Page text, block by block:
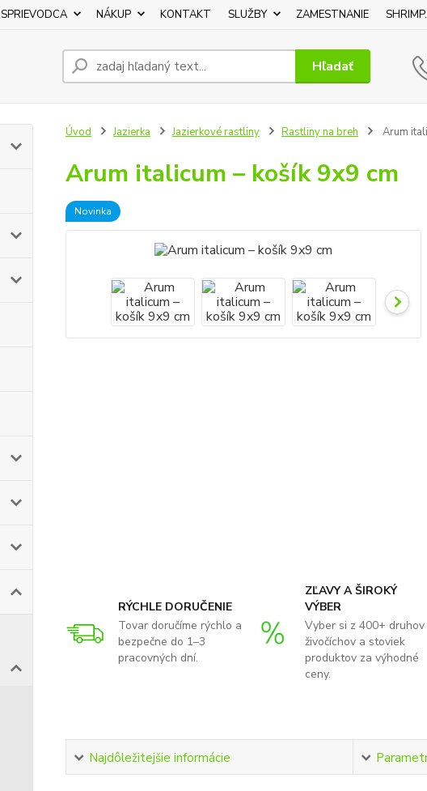
SPRIEVODCA NÁKUP KONTAKT SLUŽBY ZAMESTNANIE
Hľadať
Úvod Jazierka Jazierkové rastliny Rastliny na breh Arum
Arum italicum – košík 9x9 cm
Novinka
RÝCHLE DORUČENIE
Tovar doručíme rýchlo a
bezpečne do 1–3
pracovných dní.
ZĽAVY A ŠIROKÝ
VÝBER
Vyber si z 400+ druhov
živočíchov a stoviek
produktov za výhodné
ceny.
Najdôležitejšie informácie